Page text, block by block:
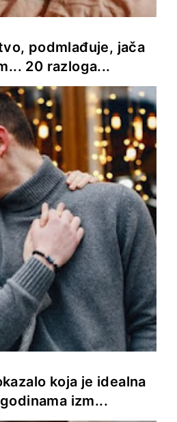
podmlađuje, jača
20 razloga...
koja je idealna
izm...